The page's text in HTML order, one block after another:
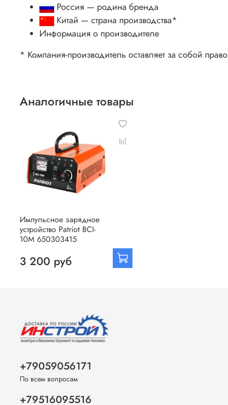
Россия — родина бренда
Китай — страна производства*
Информация о производителе
* Компания-производитель оставляет за собой
Аналогичные товары
Импульсное зарядное
устройство Patriot BCI-
10M 650303415
3 200 руб
+79059056171
По всем вопросам
+79516095516